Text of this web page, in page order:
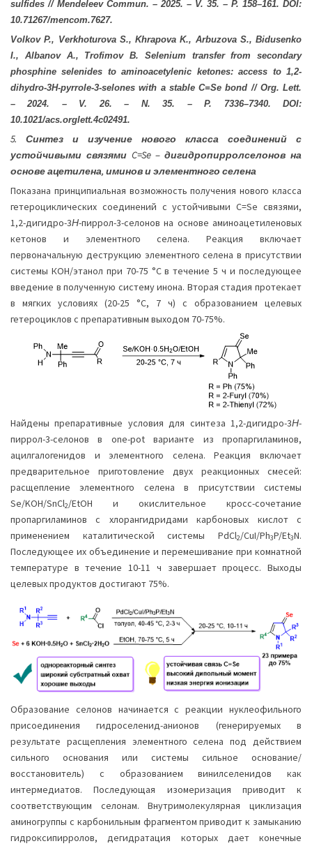
sulfides // Mendeleev Commun. – 2025. – V. 35. – P. 158–161. DOI:
10.71267/mencom.7627.
Volkov P., Verkhoturova S., Khrapova K., Arbuzova S., Bidusenko
I., Albanov A., Trofimov B. Selenium transfer from secondary
phosphine selenides to aminoacetylenic ketones: access to 1,2-
dihydro-3H-pyrrole-3-selones with a stable C=Se bond // Org. Lett.
– 2024. – V. 26. – N. 35. –P. 7336–7340.DOI:
10.1021/acs.orglett.4c02491.
5. Синтез и изучение нового класса соединений с
устойчивыми связями C=Se – дигидропирролселонов на
основе ацетилена, иминов и элементного селена
Показана принципиальная возможность получения нового класса
гетероциклических соединений с устойчивыми C=Se связями,
1,2-дигидро-3Н-пиррол-3-селонов на основе аминоацетиленовых
кетонов и элементного селена. Реакция включает
первоначальную деструкцию элементного селена в присутствии
системы КОН/этанол при 70-75 °С в течение 5 ч и последующее
введение в полученную систему инона. Вторая стадия протекает
в мягких условиях (20-25 °С, 7 ч) с образованием целевых
гетероциклов с препаративным выходом 70-75%.
Найдены препаративные условия для синтеза 1,2-дигидро-3Н-
пиррол-3-селонов в one-pot варианте из пропаргиламинов,
ацилгалогенидов и элементного селена. Реакция включает
предварительное приготовление двух реакционных смесей:
расщепление элементного селена в присутствии системы
Se/KOH/SnCl2/EtOH и окислительное кросс-сочетание
пропаргиламинов с хлорангидридами карбоновых кислот с
применением каталитической системы PdCl2/CuI/Ph3P/Et3N.
Последующее их объединение и перемешивание при комнатной
температуре в течение 10-11 ч завершает процесс. Выходы
целевых продуктов достигают 75%.
Образование селонов начинается с реакции нуклеофильного
присоединения гидроселенид-анионов (генерируемых в
результате расщепления элементного селена под действием
сильного основания или системы сильное основание/
восстановитель) с образованием винилселенидов как
интермедиатов. Последующая изомеризация приводит к
соответствующим селонам. Внутримолекулярная циклизация
аминогруппы с карбонильным фрагментом приводит к замыканию
гидроксипирролов, дегидратация которых дает конечные